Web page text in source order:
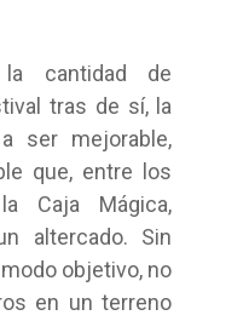
la cantidad de
tras de sí, la
ser mejorable,
que, entre los
Caja Mágica,
altercado. Sin
objetivo, no
en un terreno